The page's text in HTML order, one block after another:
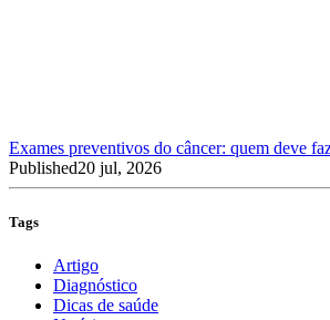
Exames preventivos do câncer: quem deve
Published20 jul, 2026
Tags
Artigo
Diagnóstico
Dicas de saúde